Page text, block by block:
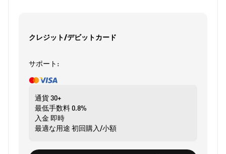
クレジット/デビットカード
サポート:
通貨30+
最低手数料0.8%
入金 即時
最適な用途 初回購入/小額